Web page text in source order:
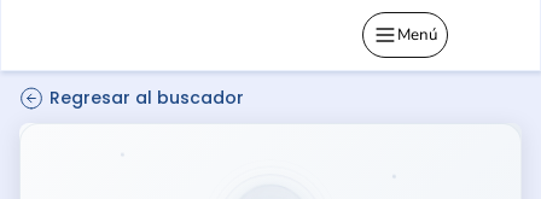
Menú
Regresar al buscador